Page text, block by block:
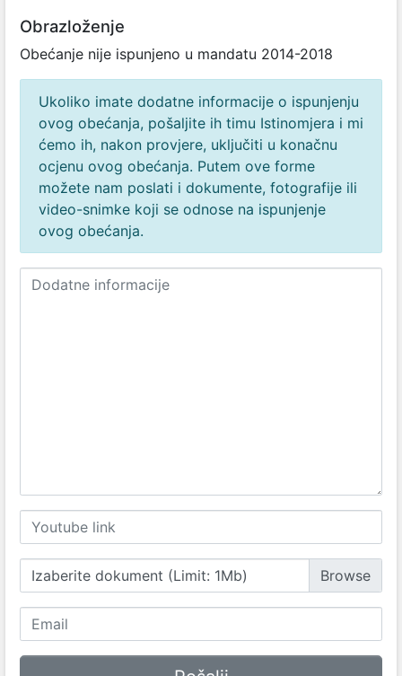
Obrazloženje
Obećanje nije ispunjeno u mandatu 2014-2018
Ukoliko imate dodatne informacije o ispunjenju
ovog obećanja, pošaljite ih timu Istinomjera i mi
ćemo ih, nakon provjere, uključiti u konačnu
ocjenu ovog obećanja. Putem ove forme
možete nam poslati i dokumente, fotografije ili
video-snimke koji se odnose na ispunjenje
ovog obećanja.
Izaberite dokument (Limit: 1Mb)